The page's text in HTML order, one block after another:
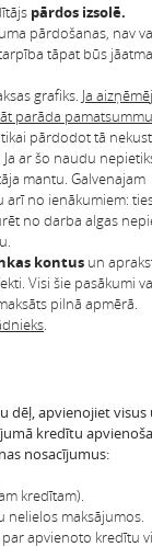
pārdos izsolē.
pārdošanas, nav
tāpat būs
grafiks. Ja
parāda pamatsummu
pārdodot tā
ar šo naudu
mantu. Galvenajam
arī no ienākumiem:
no darba algas
kontus un
Visi šie pasākumi
pilnā apmērā.
.
dēļ, apvienojiet visus
kredītu
nosacījumus:
kredītam).
nelielos maksājumos.
par apvienoto kredītu